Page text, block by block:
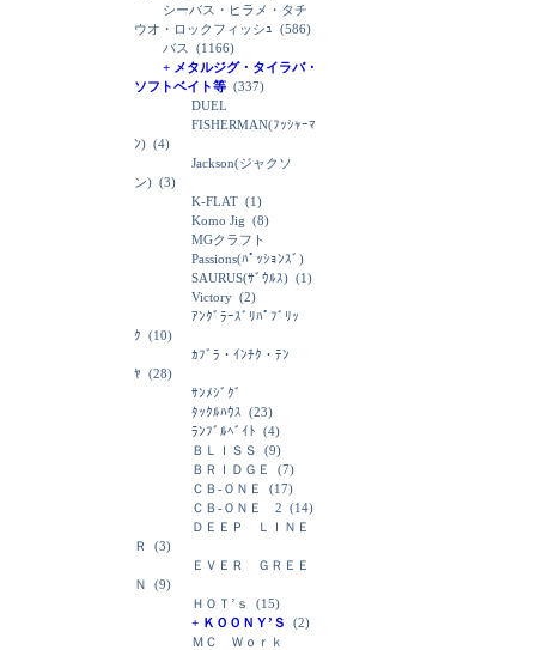
シーバス・ヒラメ・タチ
ウオ・ロックフィッシｭ (586)
バス
(1166)
+ メタルジグ・タイラバ・
ソフトベイト等 (337)
DUEL
FISHERMAN(ﾌｯｼｬｰﾏ
ﾝ) (4)
Jackson(ジャクソ
ン) (3)
K-FLAT (1)
Komo Jig (8)
MGクラフト
Passions(ﾊﾟｯｼｮﾝｽﾞ)
SAURUS(ｻﾞｳﾙｽ) (1)
Victory (2)
ｱﾝｸﾞﾗｰｽﾞﾘﾊﾟﾌﾞﾘｯ
ｸ (10)
ｶﾌﾞﾗ・ｲﾝﾁｸ・ﾃﾝ
ﾔ (28)
ｻﾝﾒｼﾞｸﾞ
ﾀｯｸﾙﾊｳｽ (23)
ﾗﾝﾌﾞﾙﾍﾞｲﾄ (4)
ＢＬＩＳＳ
(9)
ＢＲＩＤＧＥ
(7)
ＣＢ-ＯＮＥ
(17)
ＣＢ-ＯＮＥ 2 (14)
ＤＥＥＰ ＬＩＮＥ
Ｒ
(3)
ＥＶＥＲ ＧＲＥＥ
Ｎ
(9)
ＨＯＴ’ｓ
(15)
+ ＫＯＯＮＹ’Ｓ
(2)
ＭＣ Ｗｏｒｋ